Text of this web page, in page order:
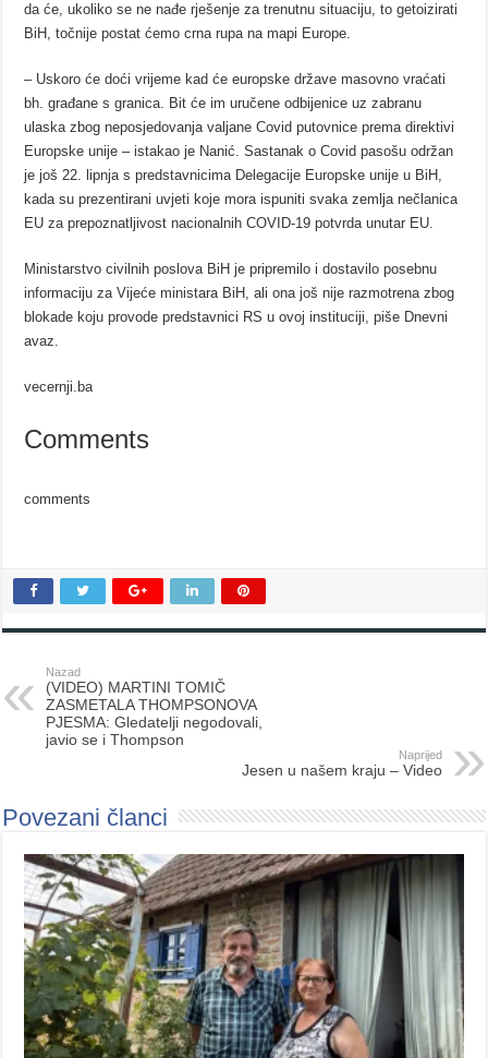
da će, ukoliko se ne nađe rješenje za trenutnu situaciju, to getoizirati
BiH, točnije postat ćemo crna rupa na mapi Europe.
– Uskoro će doći vrijeme kad će europske države masovno vraćati
bh. građane s granica. Bit će im uručene odbijenice uz zabranu
ulaska zbog neposjedovanja valjane Covid putovnice prema direktivi
Europske unije – istakao je Nanić. Sastanak o Covid pasošu održan
je još 22. lipnja s predstavnicima Delegacije Europske unije u BiH,
kada su prezentirani uvjeti koje mora ispuniti svaka zemlja nečlanica
EU za prepoznatljivost nacionalnih COVID-19 potvrda unutar EU.
Ministarstvo civilnih poslova BiH je pripremilo i dostavilo posebnu
informaciju za Vijeće ministara BiH, ali ona još nije razmotrena zbog
blokade koju provode predstavnici RS u ovoj instituciji, piše Dnevni
avaz.
vecernji.ba
Comments
comments
Nazad
(VIDEO) MARTINI TOMIČ
ZASMETALA THOMPSONOVA
PJESMA: Gledatelji negodovali,
javio se i Thompson
Naprijed
Jesen u našem kraju – Video
Povezani članci